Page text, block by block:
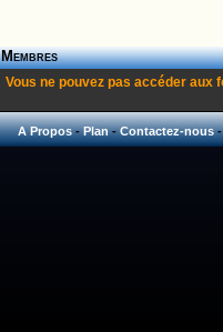
Membres
Vous ne pouvez pas accéder
A Propos-Plan-Contactez-nous